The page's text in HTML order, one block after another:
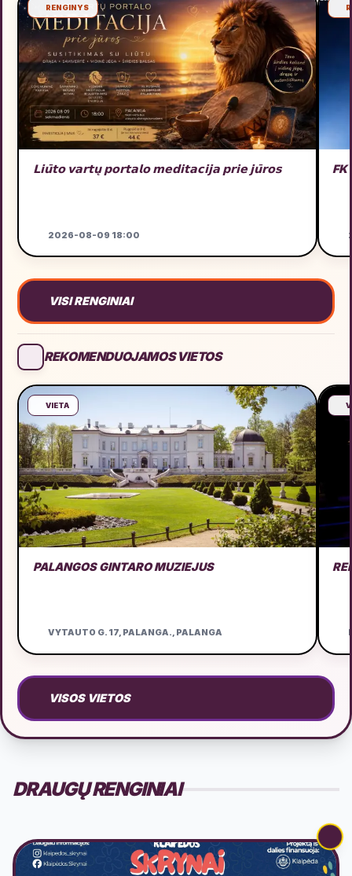
RENGINYS
𝗟𝗶𝘂̄𝘁𝗼 𝘃𝗮𝗿𝘁𝘂̨ 𝗽𝗼𝗿𝘁𝗮𝗹𝗼 𝗺𝗲𝗱𝗶𝘁𝗮𝗰𝗶𝗷𝗮 𝗽𝗿𝗶𝗲 𝗷𝘂̄𝗿𝗼𝘀
2026-08-09 18:00
FK
VISI RENGINIAI
REKOMENDUOJAMOS VIETOS
VIETA
PALANGOS GINTARO MUZIEJUS
VYTAUTO G. 17, PALANGA., PALANGA
VISOS VIETOS
DRAUGŲ RENGINIAI